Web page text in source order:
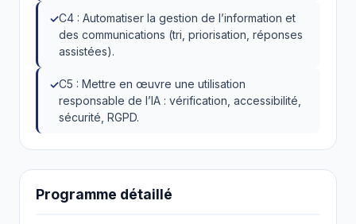
C4 : Automatiser la gestion de l’information et
des communications (tri, priorisation, réponses
assistées).
C5 : Mettre en œuvre une utilisation
responsable de l’IA : vérification, accessibilité,
sécurité, RGPD.
Programme détaillé